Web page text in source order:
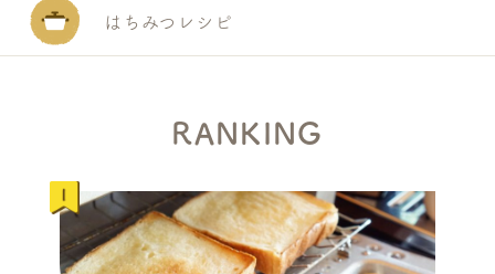
はちみつレシピ
RANKING